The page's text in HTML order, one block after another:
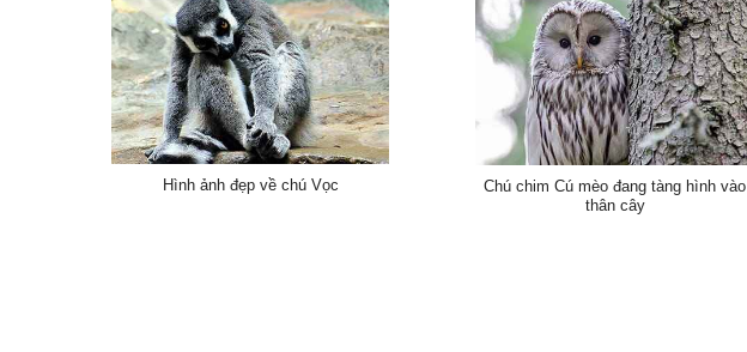
Hình ảnh đẹp về chú Vọc
Chú chim Cú mèo đang tàng hình vào
thân cây